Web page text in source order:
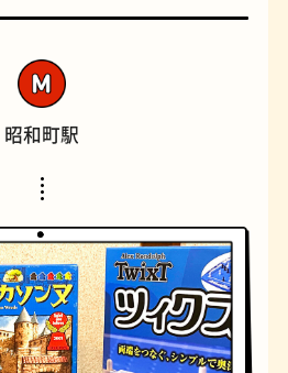
ナポリタン
昭和町駅